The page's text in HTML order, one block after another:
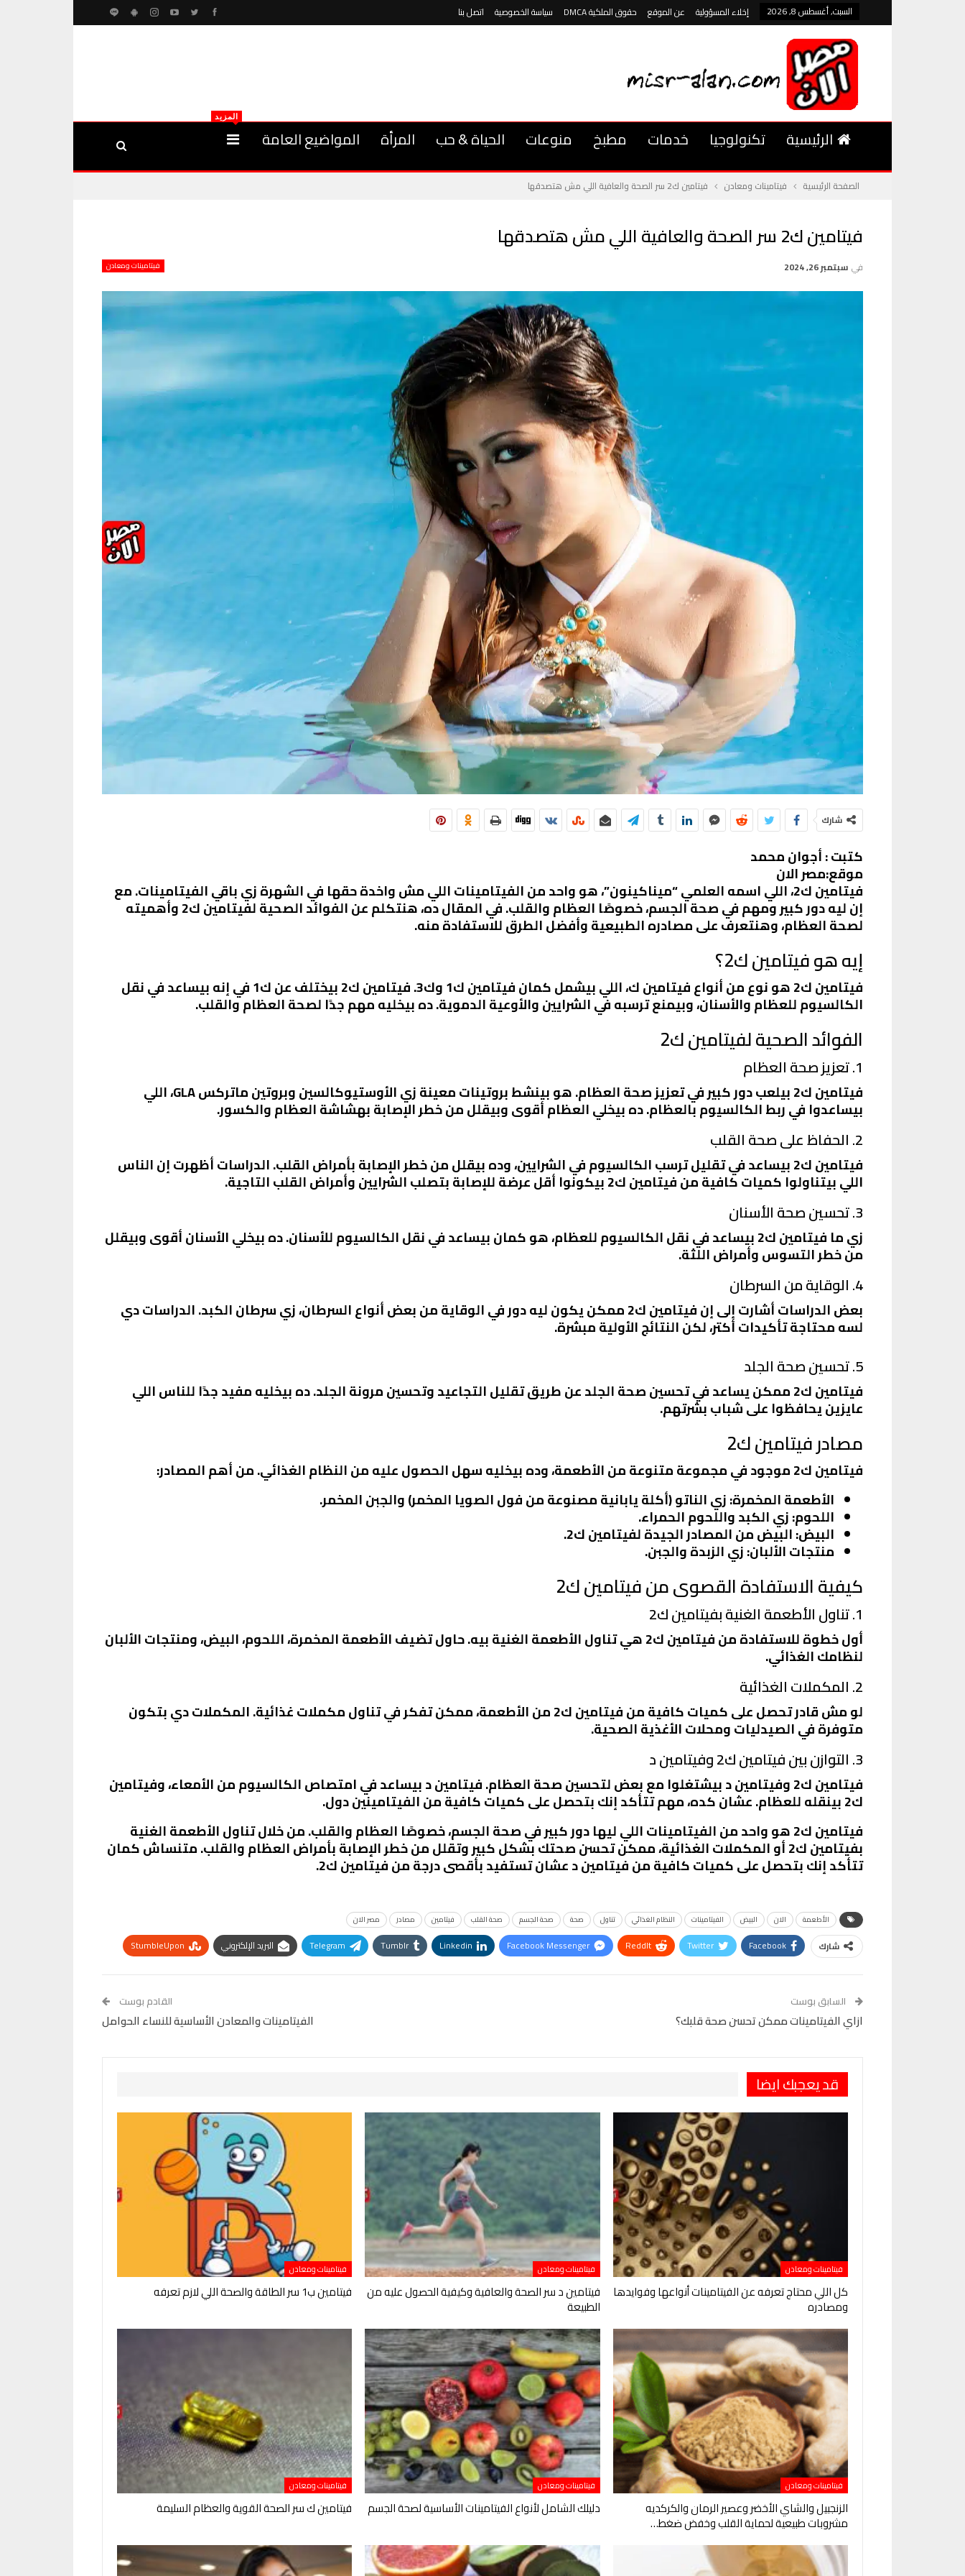
السبت, أغسطس 8, 2026 إخلاء المسؤولية عن الموقع حقوق الملكية DMCA سياسة الخصوصية اتصل بنا
الرئيسية تكنولوجيا خدمات مطبخ منوعات الحياة & حب المرأة المواضيع العامة
المزيد
الصفحة الرئيسية فيتامينات ومعادن فيتامين ك2 سر الصحة والعافية اللي مش هتصدقها
فيتامين ك2 سر الصحة والعافية اللي مش هتصدقها
فيتامينات ومعادن في سبتمبر 26, 2024
شارك
كتبت : أجوان محمد
موقع:مصر الان
فيتامين ك2، اللي اسمه العلمي “ميناكينون”، هو واحد من الفيتامينات اللي مش واخدة حقها في الشهرة زي باقي الفيتامينات. مع
إن ليه دور كبير ومهم في صحة الجسم، خصوصًا العظام والقلب. في المقال ده، هنتكلم عن الفوائد الصحية لفيتامين ك2 وأهميته
لصحة العظام، وهنتعرف على مصادره الطبيعية وأفضل الطرق للاستفادة منه.
إيه هو فيتامين ك2؟
فيتامين ك2 هو نوع من أنواع فيتامين ك، اللي بيشمل كمان فيتامين ك1 وك3. فيتامين ك2 بيختلف عن ك1 في إنه بيساعد في نقل
الكالسيوم للعظام والأسنان، وبيمنع ترسبه في الشرايين والأوعية الدموية. ده بيخليه مهم جدًا لصحة العظام والقلب.
الفوائد الصحية لفيتامين ك2
1. تعزيز صحة العظام
فيتامين ك2 بيلعب دور كبير في تعزيز صحة العظام. هو بينشط بروتينات معينة زي الأوستيوكالسين وبروتين ماتركس GLA، اللي
بيساعدوا في ربط الكالسيوم بالعظام. ده بيخلي العظام أقوى وبيقلل من خطر الإصابة بهشاشة العظام والكسور.
2. الحفاظ على صحة القلب
فيتامين ك2 بيساعد في تقليل ترسب الكالسيوم في الشرايين، وده بيقلل من خطر الإصابة بأمراض القلب. الدراسات أظهرت إن الناس
اللي بيتناولوا كميات كافية من فيتامين ك2 بيكونوا أقل عرضة للإصابة بتصلب الشرايين وأمراض القلب التاجية.
3. تحسين صحة الأسنان
زي ما فيتامين ك2 بيساعد في نقل الكالسيوم للعظام، هو كمان بيساعد في نقل الكالسيوم للأسنان. ده بيخلي الأسنان أقوى وبيقلل
من خطر التسوس وأمراض اللثة.
4. الوقاية من السرطان
بعض الدراسات أشارت إلى إن فيتامين ك2 ممكن يكون ليه دور في الوقاية من بعض أنواع السرطان، زي سرطان الكبد. الدراسات دي
لسه محتاجة تأكيدات أكتر، لكن النتائج الأولية مبشرة.
5. تحسين صحة الجلد
فيتامين ك2 ممكن يساعد في تحسين صحة الجلد عن طريق تقليل التجاعيد وتحسين مرونة الجلد. ده بيخليه مفيد جدًا للناس اللي
عايزين يحافظوا على شباب بشرتهم.
مصادر فيتامين ك2
فيتامين ك2 موجود في مجموعة متنوعة من الأطعمة، وده بيخليه سهل الحصول عليه من النظام الغذائي. من أهم المصادر:
الأطعمة المخمرة: زي الناتو (أكلة يابانية مصنوعة من فول الصويا المخمر) والجبن المخمر.
اللحوم: زي الكبد واللحوم الحمراء.
البيض: البيض من المصادر الجيدة لفيتامين ك2.
منتجات الألبان: زي الزبدة والجبن.
كيفية الاستفادة القصوى من فيتامين ك2
1. تناول الأطعمة الغنية بفيتامين ك2
أول خطوة للاستفادة من فيتامين ك2 هي تناول الأطعمة الغنية بيه. حاول تضيف الأطعمة المخمرة، اللحوم، البيض، ومنتجات الألبان
لنظامك الغذائي.
2. المكملات الغذائية
لو مش قادر تحصل على كميات كافية من فيتامين ك2 من الأطعمة، ممكن تفكر في تناول مكملات غذائية. المكملات دي بتكون
متوفرة في الصيدليات ومحلات الأغذية الصحية.
3. التوازن بين فيتامين ك2 وفيتامين د
فيتامين ك2 وفيتامين د بيشتغلوا مع بعض لتحسين صحة العظام. فيتامين د بيساعد في امتصاص الكالسيوم من الأمعاء، وفيتامين
ك2 بينقله للعظام. عشان كده، مهم تتأكد إنك بتحصل على كميات كافية من الفيتامينين دول.
فيتامين ك2 هو واحد من الفيتامينات اللي ليها دور كبير في صحة الجسم، خصوصًا العظام والقلب. من خلال تناول الأطعمة الغنية
بفيتامين ك2 أو المكملات الغذائية، ممكن تحسن صحتك بشكل كبير وتقلل من خطر الإصابة بأمراض العظام والقلب. متنساش كمان
تتأكد إنك بتحصل على كميات كافية من فيتامين د عشان تستفيد بأقصى درجة من فيتامين ك2.
الأطعمة الان البيض الفيتامينات النظام الغذائي تناول صحة صحة الجسم صحة القلب فيتامين مصادر مصر الان
شارك Facebook
Twitter
ReddIt
Facebook Messenger
Linkedin
Tumblr
Telegram البريد الإلكتروني
StumbleUpon
السابق بوست
ازاي الفيتامينات ممكن تحسن صحة قلبك؟
القادم بوست
الفيتامينات والمعادن الأساسية للنساء الحوامل
قد يعجبك ايضا
فيتامينات ومعادن
كل اللي محتاج تعرفه عن الفيتامينات أنواعها وفوايدها
ومصادره
فيتامينات ومعادن
فيتامين د سر الصحة والعافية وكيفية الحصول عليه من
الطبيعة
فيتامينات ومعادن
فيتامين ب1 سر الطاقة والصحة اللي لازم تعرفه
فيتامينات ومعادن
الزنجبيل والشاي الأخضر وعصير الرمان والكركديه
مشروبات طبيعية لحماية القلب وخفض ضغط…
فيتامينات ومعادن
دليلك الشامل لأنواع الفيتامينات الأساسية لصحة الجسم
فيتامينات ومعادن
فيتامين ك سر الصحة القوية والعظام السليمة